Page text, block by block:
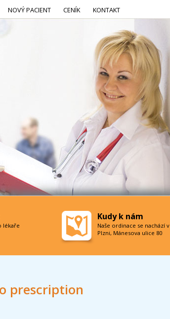
prescription
NOVÝ PACIENT CENÍK KONTAKT
lékaře
Kudy k nám
Naše ordinace se nachází v
Plzni, Mánesova ulice 80